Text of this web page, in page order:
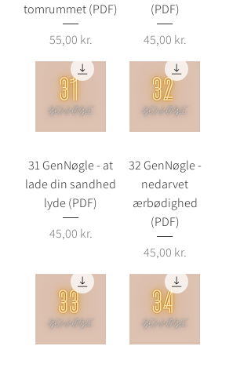
tomrummet (PDF)
Pris
55,00 kr.
(PDF)
Pris
45,00 kr.
31 GenNøgle - at
lade din sandhed
lyde (PDF)
Pris
45,00 kr.
32 GenNøgle -
nedarvet
ærbødighed
(PDF)
Pris
45,00 kr.